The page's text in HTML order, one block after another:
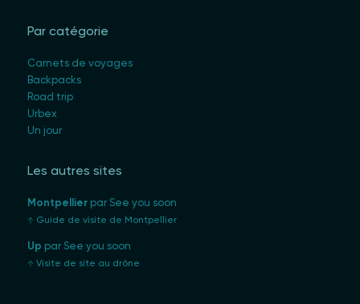
Par catégorie
Carnets de voyages
Backpacks
Road trip
Urbex
Un jour
Les autres sites
Montpellier par See you soon
Guide de visite de Montpellier
Up par See you soon
Visite de site au drône